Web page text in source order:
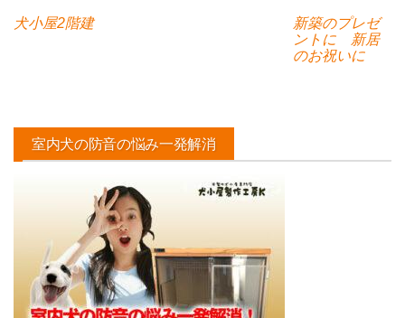
犬小屋2階建
新築のプレゼ
ントに 新居
のお祝いに
室内犬の防音の悩み一発解消